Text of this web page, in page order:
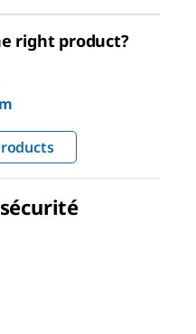
right product?